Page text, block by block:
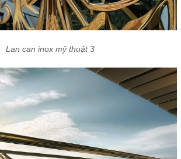
Lan can inox mỹ thuật 3